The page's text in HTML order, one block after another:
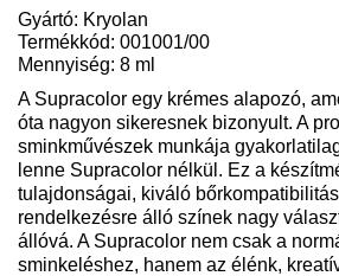
Gyártó: Kryolan
Termékkód: 001001/00
Mennyiség: 8 ml
A Supracolor egy krémes alapozó,
óta nagyon sikeresnek bizonyult. A
sminkművészek munkája
lenne Supracolor nélkül. Ez a
tulajdonságai, kiváló
rendelkezésre álló színek nagy
állóvá. A Supracolor nem csak a
sminkeléshez, hanem az élénk,